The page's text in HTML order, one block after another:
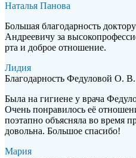
Наталья Панова
Большая благодарность
Андреевичу за
рта и доброе отношение.
Лидия
Благодарность Федуловой О. В.
Была на гигиене у врача
Очень понравилось её
поэтапно объясняла во время
довольна. Большое спасибо!
Мария